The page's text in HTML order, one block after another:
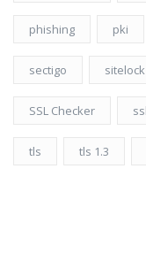
phishing pki
sectigo sitelock
SSL Checker
tls tls 1.3